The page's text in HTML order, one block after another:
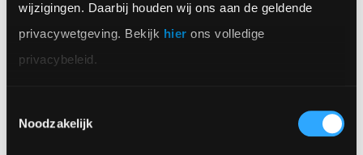
wijzigingen. Daarbij houden wij ons aan de geldende
privacywetgeving. Bekijk hier ons volledige
privacybeleid.
Noodzakelijk
meeste resultaat leidt. Neem water. Water is een
van de schaarste middelen voor de landbouw.